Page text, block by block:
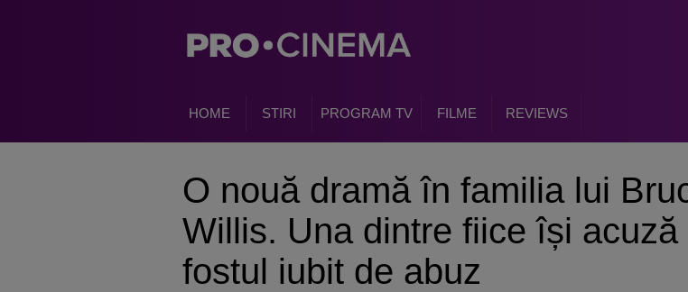
HOME STIRI PROGRAM TV FILME REVIEWS
O nouă dramă în familia lui
Willis. Una dintre fiice își acuză
fostul iubit de abuz